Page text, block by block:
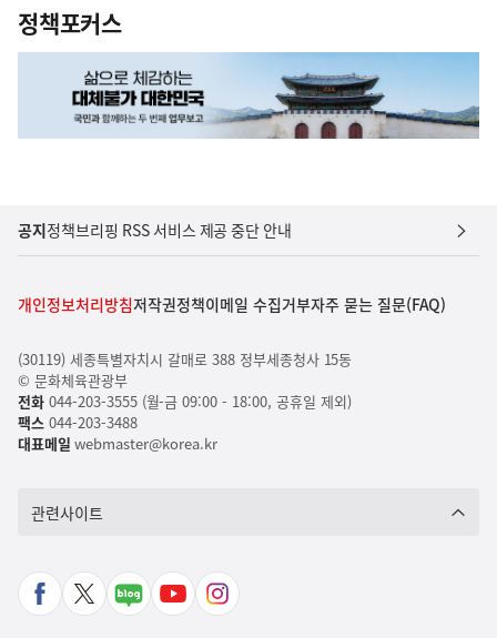
정책포커스
공지정책브리핑 RSS 서비스 제공 중단 안내
개인정보처리방침저작권정책이메일 수집거부자주 묻는 질문(FAQ)
(30119) 세종특별자치시 갈매로 388 정부세종청사 15동
© 문화체육관광부
전화044-203-3555 (월-금 09:00 - 18:00, 공휴일 제외)
팩스044-203-3488
대표메일 webmaster@korea.kr
관련사이트
페
X
네
유
인